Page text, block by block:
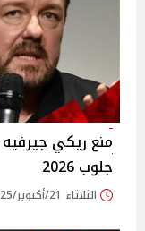
منع ريكي
جلوب 2026
الثلاثاء 21/أكتوبر/2025 - 02:30 م